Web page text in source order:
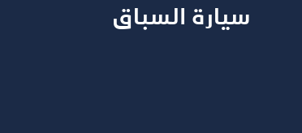
سيارة السباق​